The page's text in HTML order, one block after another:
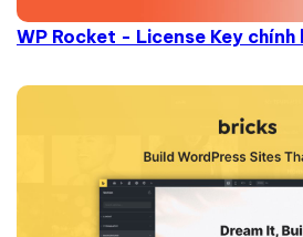
WP Rocket - License Key chính